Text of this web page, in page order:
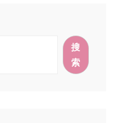
搜
索